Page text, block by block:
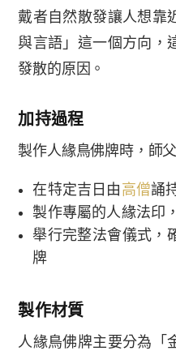
戴者自然散發讓人想靠
與言語」這一個方向，
發散的原因。
加持過程
製作人緣鳥佛牌時，師
在特定吉日由 高僧誦
製作專屬的人緣法印
舉行完整法會儀式，
牌
製作材質
人緣鳥佛牌主要分為「